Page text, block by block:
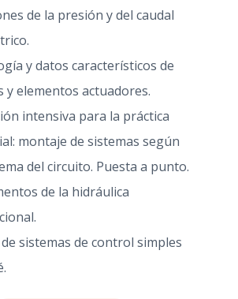
de la presión y del caudal
y datos característicos de
y elementos actuadores.
intensiva para la práctica
montaje de sistemas según
del circuito. Puesta a punto.
de la hidráulica
sistemas de control simples